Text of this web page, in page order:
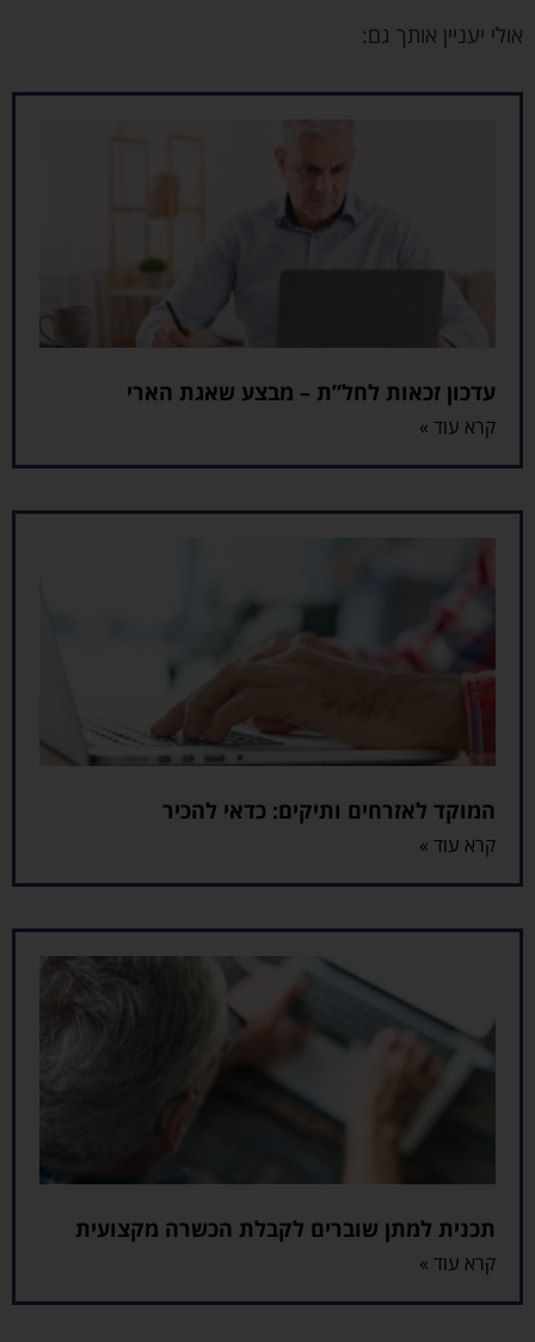
אולי יעניין אותך גם:
עדכון זכאות לחל”ת – מבצע שאגת הארי
קרא עוד »
המוקד לאזרחים ותיקים: כדאי להכיר
קרא עוד »
תכנית למתן שוברים לקבלת הכשרה מקצועית
קרא עוד »